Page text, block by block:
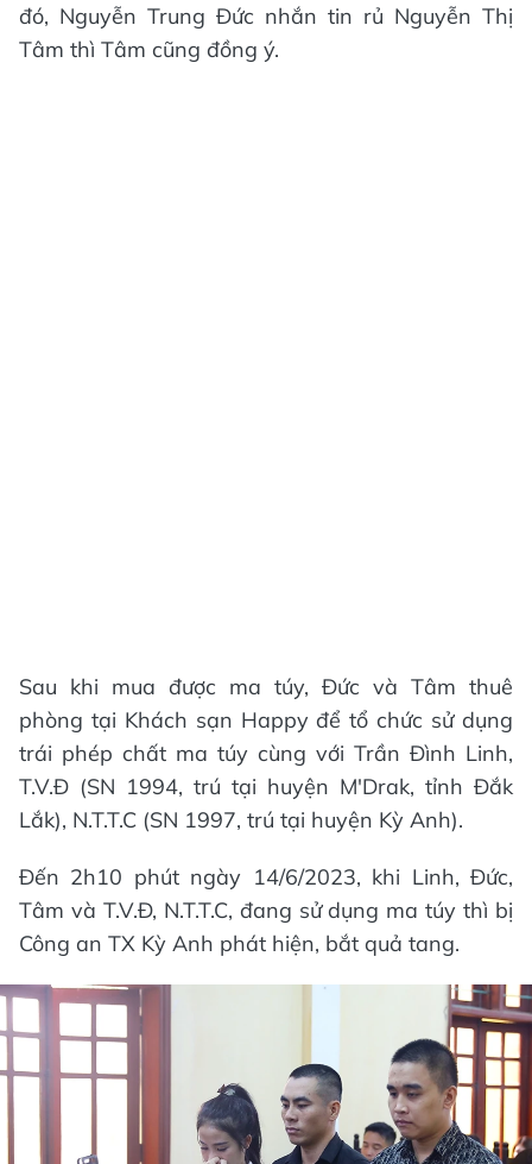
đó, Nguyễn Trung Đức nhắn tin rủ Nguyễn Thị
Tâm thì Tâm cũng đồng ý.
Sau khi mua được ma túy, Đức và Tâm thuê
phòng tại Khách sạn Happy để tổ chức sử dụng
trái phép chất ma túy cùng với Trần Đình Linh,
T.V.Đ (SN 1994, trú tại huyện M'Drak, tỉnh Đắk
Lắk), N.T.T.C (SN 1997, trú tại huyện Kỳ Anh).
Đến 2h10 phút ngày 14/6/2023, khi Linh, Đức,
Tâm và T.V.Đ, N.T.T.C, đang sử dụng ma túy thì bị
Công an TX Kỳ Anh phát hiện, bắt quả tang.